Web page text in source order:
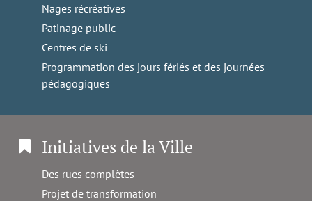
Nages récréatives
Patinage public
Centres de ski
Programmation des jours fériés et des journées
pédagogiques
Initiatives de la Ville
Des rues complètes
Projet de transformation